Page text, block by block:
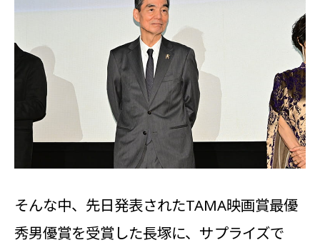
そんな中、先日発表されたTAMA映画賞最優
秀男優賞を受賞した長塚に、サプライズで